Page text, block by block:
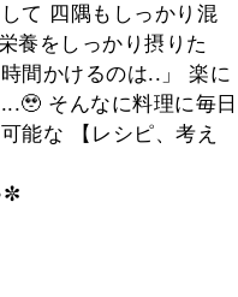
て 四隅もしっかり混
養をしっかり摂りた
間かけるのは..」 楽に
そんなに料理に毎日
能な 【レシピ、考え